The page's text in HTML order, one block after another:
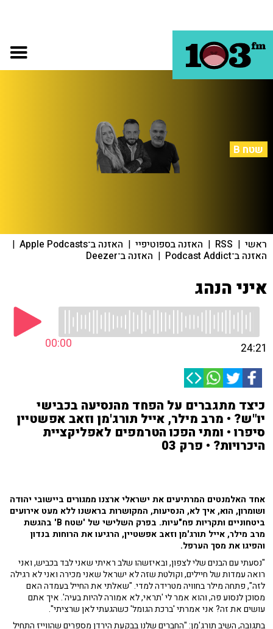
שטח B
ראשי |
RSS
| האזנה בספוטיפיי | האזנה ב־Apple Podcasts |
האזנה ב־Podcast Addict | האזנה ב־Deezer
איני הנהג
00:00 24:21
כיצד מתגברים על הפחד מהנסיעה בכבישי
יו"ש? • מרב מילר, אייל תורג'מן וזאב אפשטיין
סיפרו • ומתי הפכו הטרמפים לאפליקציית
היכרויות? • פרק 03
אחד האלמנטים המרתיעים את ישראלי ארצנו ממגורים ביישובי יהודה
ושומרון, הוא, איך לא, הנסיעות, המקושרות בראשנו ללא מעט אירועים
ביטחוניים ותקריות פח"עיות. בפרק השלישי של 'שטח B' בהגשת
מרב מילר, אייל תורג'מן וזאב אפשטיין, הרגיעו את הרוחות בנדון
והפיגו את מסך הערפל.
"נסעתי עם הבנים שלי לצפון, ובאיזשהו שלב ראיתי שאני לבד בכביש, ואני
רואה עמדות של חיילים, וקולטת שזה לא ישראל שאני מכירה ואני לא רגילה
לזה", פתחה מילר בחוויה מטרידה למדי. "שאלתי את החייל בעמדה האם
מסוכן לנסוע פה, והוא אמר לי 'תראי, לא אמורה להיות בעיה'. איך אתם
עושים את זה? אני אמרתי 'ברכת הגומל' כשהגעתי לאן שרציתי".
בתגובה, השיב תורג'מן: "החברים שלנו בבקעת הירדן מספרים שהווייז התחיל